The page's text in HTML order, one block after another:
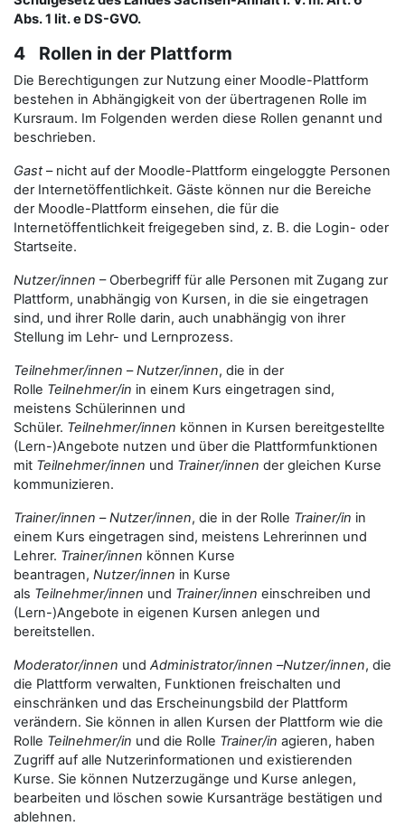
Abs. 1 lit. e DS-GVO.
4 Rollen in der Plattform
Die Berechtigungen zur Nutzung einer Moodle-Plattform
bestehen in Abhängigkeit von der übertragenen Rolle im
Kursraum. Im Folgenden werden diese Rollen genannt und
beschrieben.
Gast– nicht auf der Moodle-Plattform eingeloggte Personen
der Internetöffentlichkeit. Gäste können nur die Bereiche
der Moodle-Plattform einsehen, die für die
Internetöffentlichkeit freigegeben sind, z. B. die Login- oder
Startseite.
Nutzer/innen – Oberbegriff für alle Personen mit Zugang zur
Plattform, unabhängig von Kursen, in die sie eingetragen
sind, und ihrer Rolle darin, auch unabhängig von ihrer
Stellung im Lehr- und Lernprozess.
Teilnehmer/innen –Nutzer/innen, die in der
Rolle Teilnehmer/in in einem Kurs eingetragen sind,
meistens Schülerinnen und
Schüler. Teilnehmer/innen können in Kursen bereitgestellte
(Lern-)Angebote nutzen und über die Plattformfunktionen
mit Teilnehmer/innen und Trainer/innen der gleichen Kurse
kommunizieren.
Trainer/innen –Nutzer/innen, die in der Rolle Trainer/in in
einem Kurs eingetragen sind, meistens Lehrerinnen und
Lehrer. Trainer/innen können Kurse
beantragen, Nutzer/innen in Kurse
als Teilnehmer/innen und Trainer/innen einschreiben und
(Lern-)Angebote in eigenen Kursen anlegen und
bereitstellen.
Moderator/innen und Administrator/innen –Nutzer/innen, die
die Plattform verwalten, Funktionen freischalten und
einschränken und das Erscheinungsbild der Plattform
verändern. Sie können in allen Kursen der Plattform wie die
Rolle Teilnehmer/in und die Rolle Trainer/in agieren, haben
Zugriff auf alle Nutzerinformationen und existierenden
Kurse. Sie können Nutzerzugänge und Kurse anlegen,
bearbeiten und löschen sowie Kursanträge bestätigen und
ablehnen.